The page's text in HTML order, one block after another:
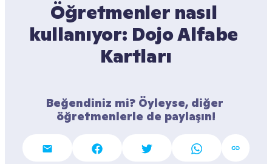
Öğretmenler nasıl
kullanıyor: Dojo Alfabe
Kartları
Beğendiniz mi? Öyleyse, diğer
öğretmenlerle de paylaşın!